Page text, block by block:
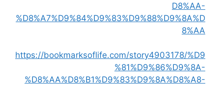
D8%AA-
%D8%A7%D9%84%D9%83%D9%88%D9%8A%D
8%AA
https://bookmarksoflife.com/story4903178/%D9
%81%D9%86%D9%8A-
%D8%AA%D8%B1%D9%83%D9%8A%D8%A8-